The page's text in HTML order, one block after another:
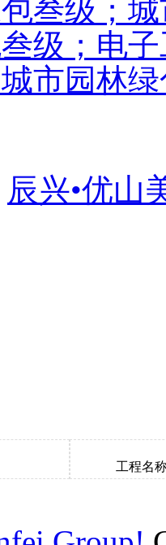
叁级；
级；电
市园林
辰兴•优山
工程名